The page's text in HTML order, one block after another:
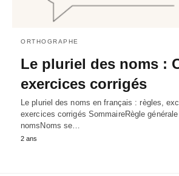
ORTHOGRAPHE
Le pluriel des noms :
exercices corrigés
Le pluriel des noms en français : règles,
exercices corrigés SommaireRègle
nomsNoms se…
2 ans